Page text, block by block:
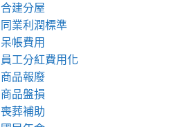
合建分屋
同業利潤標準
呆帳費用
員工分紅費用化
商品報廢
商品盤損
喪葬補助